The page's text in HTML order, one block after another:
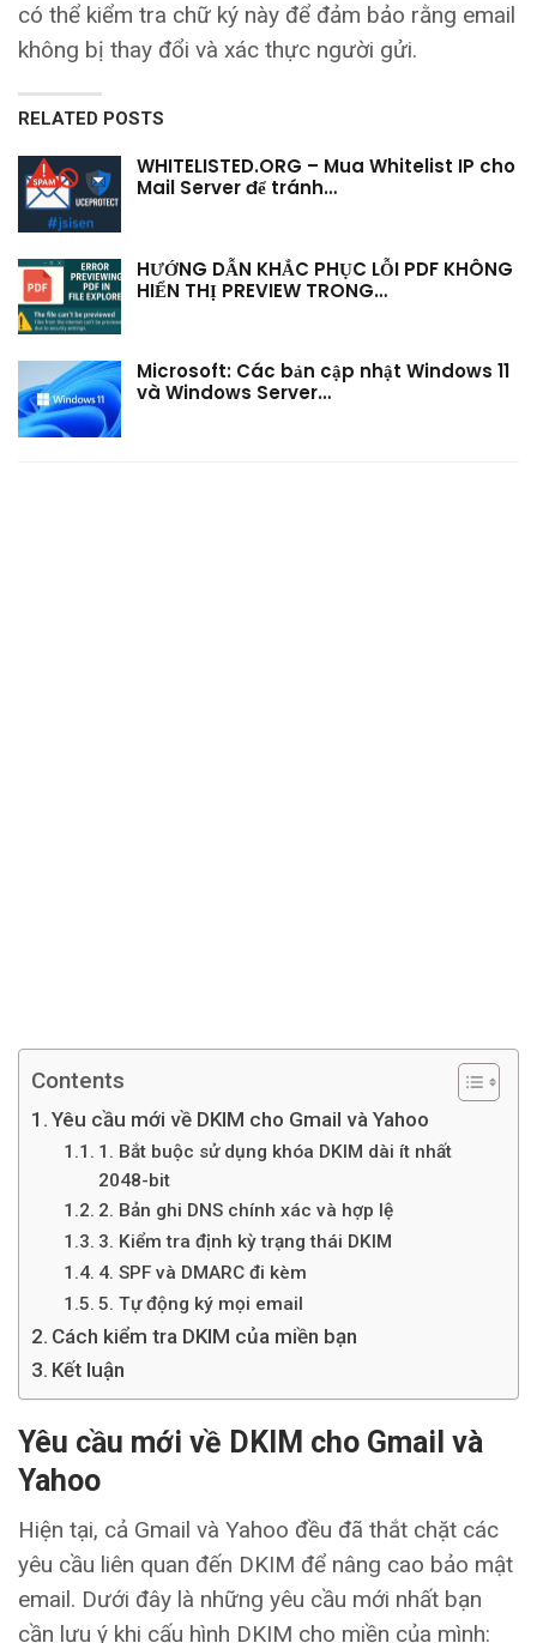
có thể kiểm tra chữ ký này để đảm bảo rằng email
không bị thay đổi và xác thực người gửi.
RELATED POSTS
WHITELISTED.ORG – Mua Whitelist IP cho
Mail Server để tránh…
HƯỚNG DẪN KHẮC PHỤC LỖI PDF KHÔNG
HIỂN THỊ PREVIEW TRONG…
Microsoft: Các bản cập nhật Windows 11
và Windows Server…
Contents
Yêu cầu mới về DKIM cho Gmail và Yahoo
1. Bắt buộc sử dụng khóa DKIM dài ít nhất
2048-bit
2. Bản ghi DNS chính xác và hợp lệ
3. Kiểm tra định kỳ trạng thái DKIM
4. SPF và DMARC đi kèm
5. Tự động ký mọi email
Cách kiểm tra DKIM của miền bạn
Kết luận
Yêu cầu mới về DKIM cho Gmail và
Yahoo
Hiện tại, cả Gmail và Yahoo đều đã thắt chặt các
yêu cầu liên quan đến DKIM để nâng cao bảo mật
email. Dưới đây là những yêu cầu mới nhất bạn
cần lưu ý khi cấu hình DKIM cho miền của mình: